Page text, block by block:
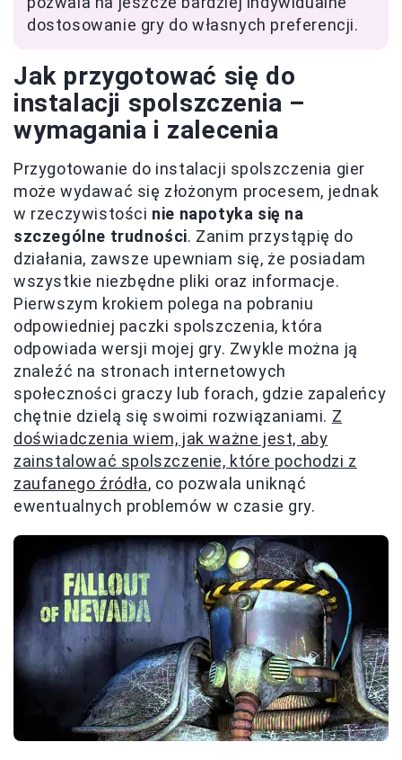
dostosowanie gry do własnych preferencji.
Jak przygotować się do
instalacji spolszczenia –
wymagania i zalecenia
Przygotowanie do instalacji spolszczenia gier
może wydawać się złożonym procesem, jednak
w rzeczywistości nie napotyka się na
szczególne trudności. Zanim przystąpię do
działania, zawsze upewniam się, że posiadam
wszystkie niezbędne pliki oraz informacje.
Pierwszym krokiem polega na pobraniu
odpowiedniej paczki spolszczenia, która
odpowiada wersji mojej gry. Zwykle można ją
znaleźć na stronach internetowych
społeczności graczy lub forach, gdzie zapaleńcy
chętnie dzielą się swoimi rozwiązaniami. Z
doświadczenia wiem, jak ważne jest, aby
zainstalować spolszczenie, które pochodzi z
zaufanego źródła, co pozwala uniknąć
ewentualnych problemów w czasie gry.